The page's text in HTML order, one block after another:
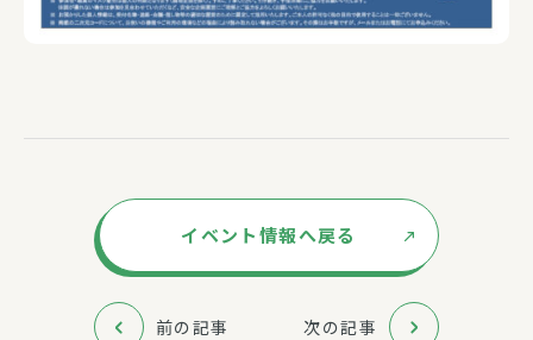
イベント情報へ戻る
前の記事 次の記事